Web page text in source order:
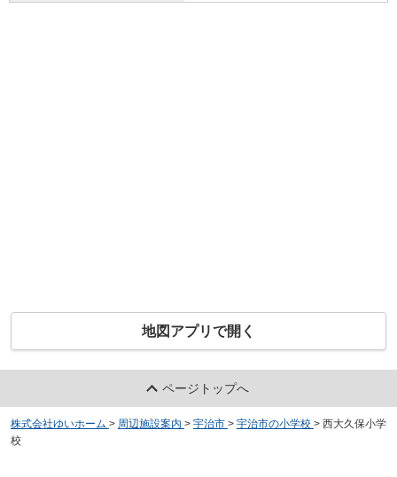
地図アプリで開く
ページトップへ
株式会社ゆいホーム > 周辺施設案内 > 宇治市 > 宇治市の小学校 > 西大久保小学
校